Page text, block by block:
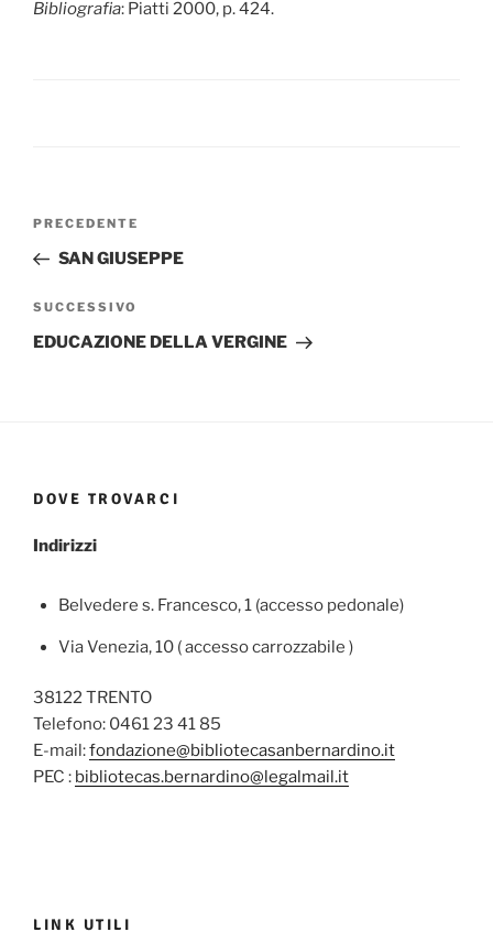
Bibliografia: Piatti 2000, p. 424.
Navigazione
Articolo
precedente:
PRECEDENTE
SAN GIUSEPPE
Articolo
successivo
SUCCESSIVO
EDUCAZIONE DELLA VERGINE
DOVE TROVARCI
Indirizzi
Belvedere s. Francesco, 1 (accesso pedonale)
Via Venezia, 10 ( accesso carrozzabile )
38122 TRENTO
Telefono: 0461 23 41 85
E-mail:fondazione@bibliotecasanbernardino.it
PEC : bibliotecas.bernardino@legalmail.it
LINK UTILI